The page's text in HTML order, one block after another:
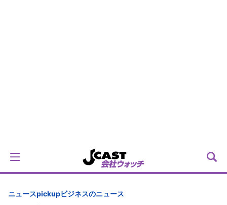
ニュースpickupビジネスのニュース